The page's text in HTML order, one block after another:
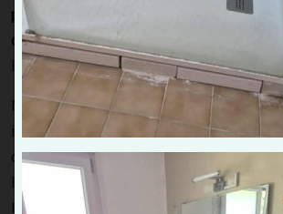
pellets)
. Nous procédons au
d’évacuationpour éliminer suies et
l’état général de l’installation.
Nous vous signalons les
irrégulier, joints fatigués, traces de
complications futures. Cette approche
l’appareil, mais aussi de préserver ses
le temps, surtout à l’approche des